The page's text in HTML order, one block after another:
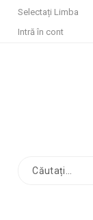
Selectați Limba
Intră în cont